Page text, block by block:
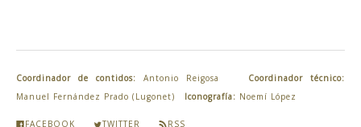
Coordinador de contidos: Antonio Reigosa Coordinador técnico:
Manuel Fernández Prado (Lugonet) Iconografía: Noemí López
FACEBOOK TWITTER RSS